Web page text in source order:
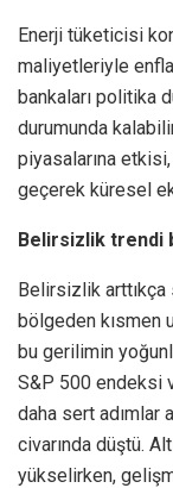
Enerji tüketicisi
maliyetleriyle
bankaları politika
durumunda
piyasalarına
geçerek küresel
Belirsizlik trendi
Belirsizlik arttıkça
bölgeden kısmen
bu gerilimin
S&P 500 endeksi
daha sert adımlar
civarında düştü.
yükselirken,